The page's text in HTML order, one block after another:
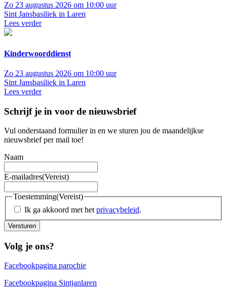
Zo 23 augustus 2026 om 10:00 uur
Sint Jansbasiliek in Laren
Lees verder
Kinderwoorddienst
Zo 23 augustus 2026 om 10:00 uur
Sint Jansbasiliek in Laren
Lees verder
Schrijf je in voor de nieuwsbrief
Vul onderstaand formulier in en we sturen jou de maandelijkse
nieuwsbrief per mail toe!
Naam
E-mailadres(Vereist)
Toestemming(Vereist)
Ik ga akkoord met het privacybeleid.
Versturen
Volg je ons?
Facebookpagina parochie
Facebookpagina Sintjanlaren